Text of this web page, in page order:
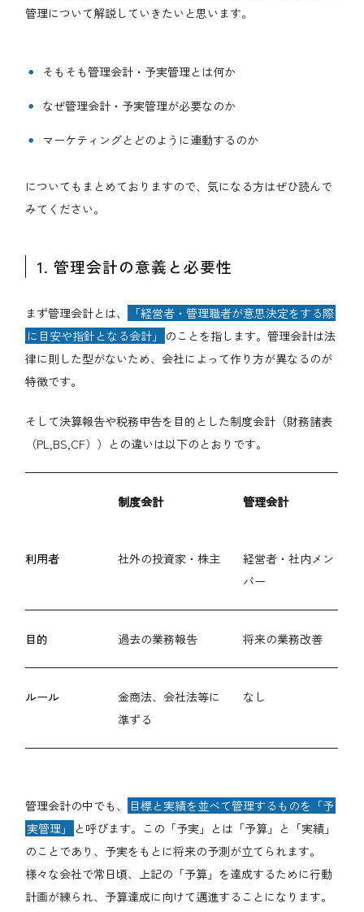
管理について解説していきたいと思います。
そもそも管理会計・予実管理とは何か
なぜ管理会計・予実管理が必要なのか
マーケティングとどのように連動するのか
についてもまとめておりますので、気になる方はぜひ読んで
みてください。
1. 管理会計の意義と必要性
まず管理会計とは、
「経営者・管理職者が意思決定をする際
に目安や指針となる会計」
のことを指します。管理会計は法
律に則した型がないため、会社によって作り方が異なるのが
特徴です。
そして決算報告や税務申告を目的とした制度会計（財務諸表
（PL,BS,CF））との違いは以下のとおりです。
制度会計 管理会計
利用者 社外の投資家・株主
経営者・社内メン
バー
目的 過去の業務報告 将来の業務改善
ルール
金商法、会社法等に
準ずる
なし
管理会計の中でも、
目標と実績を並べて管理するものを「予
実管理」
と呼びます。この「予実」とは「予算」と「実績」
のことであり、予実をもとに将来の予測が立てられます。
様々な会社で常日頃、上記の「予算」を達成するために行動
計画が練られ、予算達成に向けて邁進することになります。